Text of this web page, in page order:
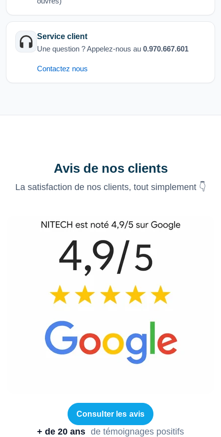
Service client
Une question ? Appelez-nous au 0.970.667.601
Contactez nous
Avis de nos clients
La satisfaction de nos clients, tout simplement 👇
Consulter les avis
+ de 20 ans de témoignages positifs